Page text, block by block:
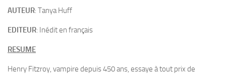
AUTEUR: Tanya Huff
EDITEUR: Inédit en français
RESUME
Henry Fitzroy, vampire depuis 450 ans, essaye à tout prix de